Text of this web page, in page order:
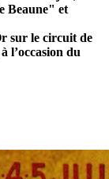
Beaune" et
sur le circuit de
l’occasion du